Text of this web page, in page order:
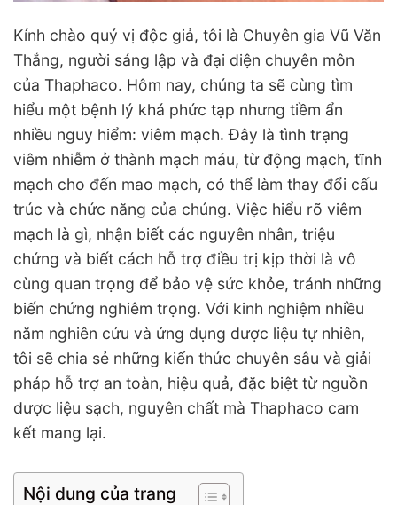
Kính chào quý vị độc giả, tôi là Chuyên gia Vũ Văn
Thắng, người sáng lập và đại diện chuyên môn
của Thaphaco. Hôm nay, chúng ta sẽ cùng tìm
hiểu một bệnh lý khá phức tạp nhưng tiềm ẩn
nhiều nguy hiểm: viêm mạch. Đây là tình trạng
viêm nhiễm ở thành mạch máu, từ động mạch, tĩnh
mạch cho đến mao mạch, có thể làm thay đổi cấu
trúc và chức năng của chúng. Việc hiểu rõ viêm
mạch là gì, nhận biết các nguyên nhân, triệu
chứng và biết cách hỗ trợ điều trị kịp thời là vô
cùng quan trọng để bảo vệ sức khỏe, tránh những
biến chứng nghiêm trọng. Với kinh nghiệm nhiều
năm nghiên cứu và ứng dụng dược liệu tự nhiên,
tôi sẽ chia sẻ những kiến thức chuyên sâu và giải
pháp hỗ trợ an toàn, hiệu quả, đặc biệt từ nguồn
dược liệu sạch, nguyên chất mà Thaphaco cam
kết mang lại.
Nội dung của trang